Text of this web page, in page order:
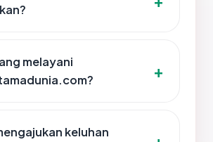
melayani
keluhan